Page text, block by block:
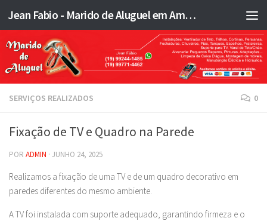
Skip to content Jean Fabio - Marido de Aluguel em Americana SP e região - JFMA
SERVIÇOS REALIZADOS 0
Fixação de TV e Quadro na Parede
POR ADMIN · JUNHO 24, 2025
Realizamos a fixação de uma TV e de um quadro decorativo em
paredes diferentes do mesmo ambiente.
A TV foi instalada com suporte adequado, garantindo firmeza e o